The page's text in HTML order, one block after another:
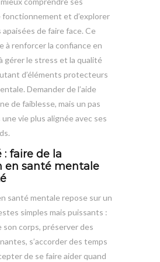
fonctionnement et d’explorer
de faire face. Ce
à renforcer la confiance en
gérer le stress et la qualité
d’éléments protecteurs
Demander de l’aide
de faiblesse, mais un pas
vie plus alignée avec ses
: faire de la
en santé mentale
santé mentale repose sur un
simples mais puissants :
son corps, préserver des
s’accorder des temps
de se faire aider quand